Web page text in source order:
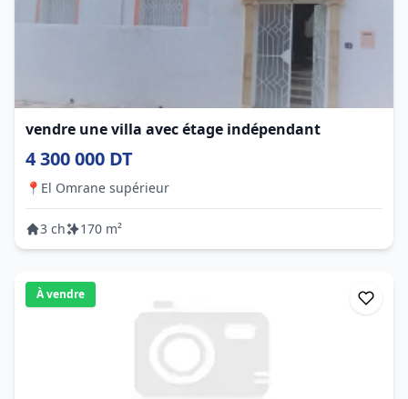
vendre une villa avec étage indépendant
4 300 000 DT
📍 El Omrane supérieur
3 ch 170 m²
À vendre